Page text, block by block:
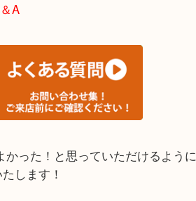
頼が多いエリアです。
田市
崎市